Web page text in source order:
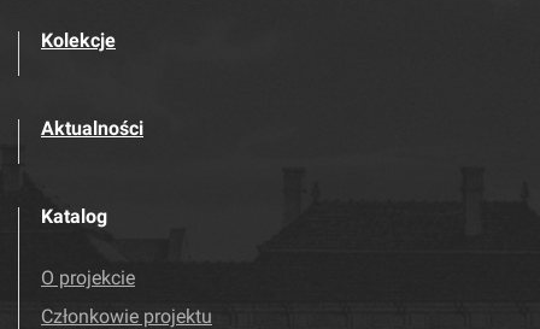
Kolekcje
Aktualności
Katalog
O projekcie
Członkowie projektu